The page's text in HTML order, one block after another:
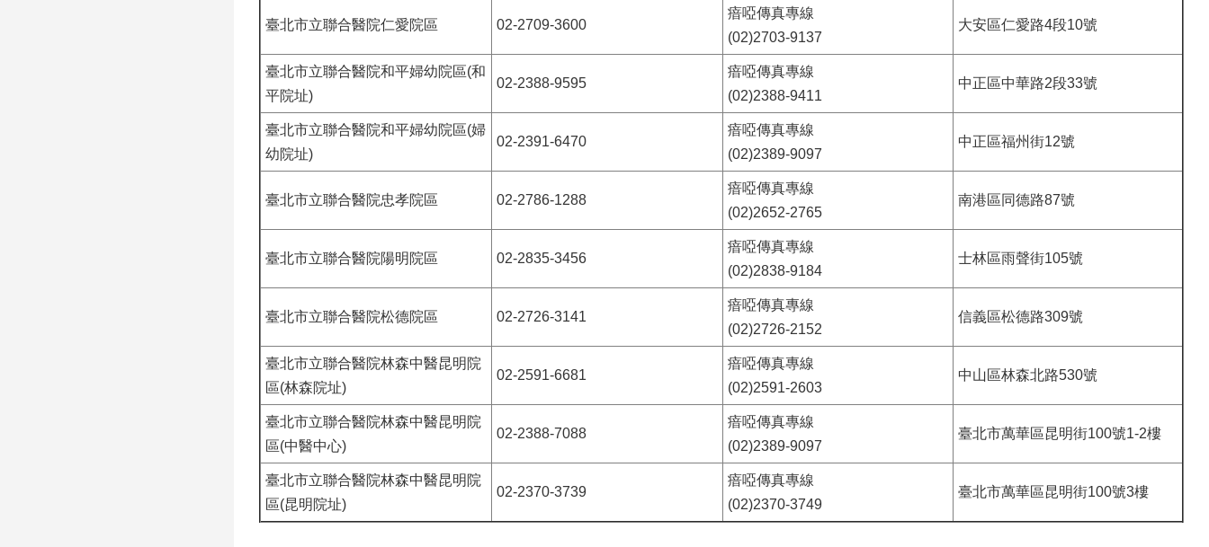
臺北市立聯合醫院仁愛院區 02-2709-3600
瘖啞傳真專線
(02)2703-9137
大安區仁愛路4段10號
臺北市立聯合醫院和平婦幼院區(和
平院址)
02-2388-9595
瘖啞傳真專線
(02)2388-9411
中正區中華路2段33號
臺北市立聯合醫院和平婦幼院區(婦
幼院址)
02-2391-6470
瘖啞傳真專線
(02)2389-9097
中正區福州街12號
臺北市立聯合醫院忠孝院區 02-2786-1288
瘖啞傳真專線
(02)2652-2765
南港區同德路87號
臺北市立聯合醫院陽明院區 02-2835-3456
瘖啞傳真專線
(02)2838-9184
士林區雨聲街105號
臺北市立聯合醫院松德院區 02-2726-3141
瘖啞傳真專線
(02)2726-2152
信義區松德路309號
臺北市立聯合醫院林森中醫昆明院
區(林森院址)
02-2591-6681
瘖啞傳真專線
(02)2591-2603
中山區林森北路530號
臺北市立聯合醫院林森中醫昆明院
區(中醫中心)
02-2388-7088
瘖啞傳真專線
(02)2389-9097
臺北市萬華區昆明街100號1-2樓
臺北市立聯合醫院林森中醫昆明院
區(昆明院址)
02-2370-3739
瘖啞傳真專線
(02)2370-3749
臺北市萬華區昆明街100號3樓